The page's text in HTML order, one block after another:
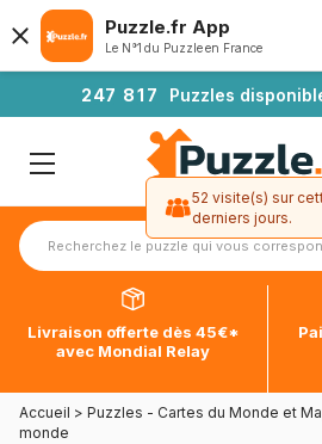
247 81 7 Puzzles
Livraison offerte dès 45€*
avec Mondial Relay
Accueil > Puzzles - Cartes du Monde et
monde
Puzzle.fr App
Le N°1 du Puzzle en France
52 visite(s) sur
derniers jours.